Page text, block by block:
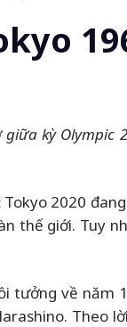
kỳ Olympic
2020
thế giới. Tuy
tưởng về năm
Theo